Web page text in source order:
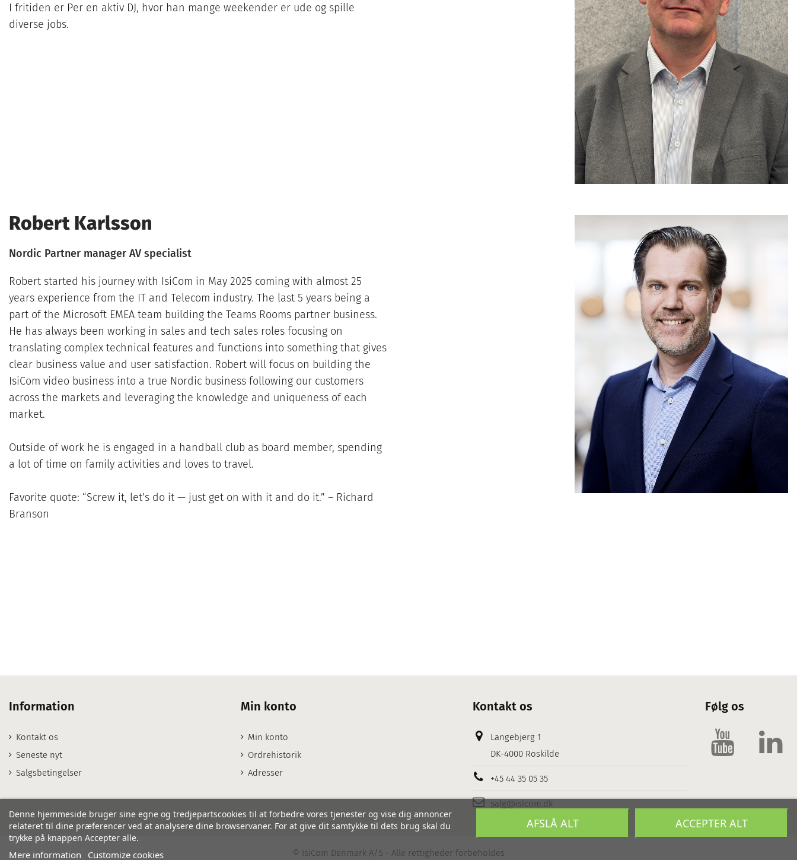
I fritiden er Per en aktiv DJ, hvor han mange weekender er ude og spille
diverse jobs.
Robert Karlsson
Nordic Partner manager AV specialist
Robert started his journey with IsiCom in May 2025 coming with almost 25
years experience from the IT and Telecom industry. The last 5 years being a
part of the Microsoft EMEA team building the Teams Rooms partner business.
He has always been working in sales and tech sales roles focusing on
translating complex technical features and functions into something that gives
clear business value and user satisfaction. Robert will focus on building the
IsiCom video business into a true Nordic business following our customers
across the markets and leveraging the knowledge and uniqueness of each
market.
Outside of work he is engaged in a handball club as board member, spending
a lot of time on family activities and loves to travel.
Favorite quote: “Screw it, let’s do it — just get on with it and do it.” – Richard
Branson
Information
Kontakt os
Seneste nyt
Salgsbetingelser
Min konto
Min konto
Ordrehistorik
Adresser
Kontakt os
Langebjerg 1
DK-4000 Roskilde
+45 44 35 05 35
salg@isicom.dk
Denne hjemmeside bruger sine egne og tredjepartscookies til at forbedre vores tjenester og vise dig annoncer
relateret til dine præferencer ved at analysere dine browservaner. For at give dit samtykke til dets brug skal du
trykke på knappen Accepter alle.
Mere information Customize cookies
AFSLÅ ALT ACCEPTER ALT
Følg os
© IsiCom Denmark A/S - Alle rettigheder forbeholdes